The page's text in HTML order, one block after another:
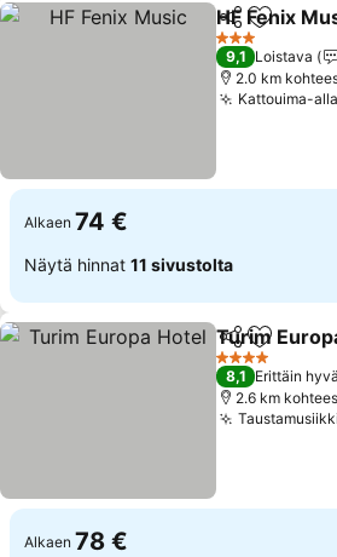
Jaa Lisää
HF Fenix
3 Tähtiluokitus
9,1 Loistava
2.0 km
Kattouima-
Alkaen 74 €
Näytä hinnat 11 sivustolta
Jaa Lisää
Turim
4 Tähtiluokitus
8,1 Erittäin hyvä
2.6 km
Alkaen 78 €